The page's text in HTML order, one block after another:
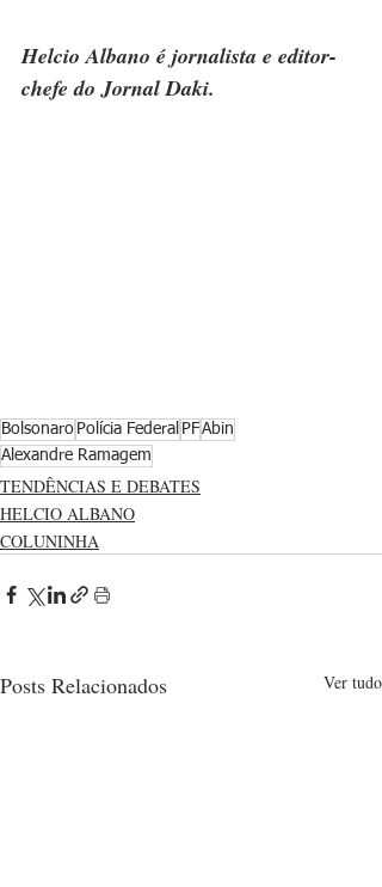
Helcio Albano é jornalista e editor-
chefe do Jornal Daki.
Bolsonaro Polícia Federal PFAbin
Alexandre Ramagem
TENDÊNCIAS E DEBATES
HELCIO ALBANO
COLUNINHA
Posts Relacionados Ver tudo